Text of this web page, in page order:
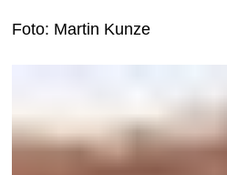
Foto: Martin Kunze